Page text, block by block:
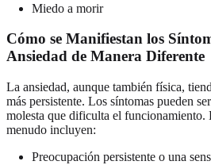
Miedo a morir
Cómo se Manifiestan los
Ansiedad de Manera Diferente
La ansiedad, aunque también física,
más persistente. Los síntomas pueden
molesta que dificulta el funcionamiento.
menudo incluyen:
Preocupación persistente o una